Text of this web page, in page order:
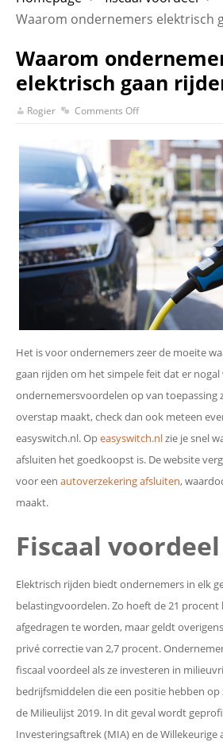
Waarom ondernemers elektrisch
Waarom
elektrisch gaan
Rogier Comments Off
Het is voor ondernemers zeer de moeite
gaan rijden om het simpele feit dat er nogal
ondernemersvoordelen op van toepassing
overstap maakt, check dan ook meteen
easyswitch.nl. Opeasyswitch.nlzie je snel
afsluiten het goedkoopst is. De website
voor een autoverzekering afsluiten,
maakt.
Fiscaal voordeel
Elektrisch rijden biedt ondernemers in elk
belastingvoordelen. Zo hoeft de 21
afgedragen te worden, maar geldt
privé correctie van 2,7 procent.
fiscaal voordeel als ze investeren in
bedrijfsmiddelen die een positie hebben op
de Milieulijst 2019. In dit geval wordt
Investeringsaftrek (MIA) en de Willekeurige